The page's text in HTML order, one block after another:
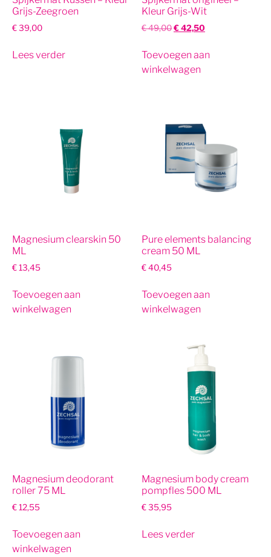
Grijs-Zeegroen
€39,00
Lees verder
Kleur Grijs-Wit
€49,00€42,50
Toevoegen aan
winkelwagen
Magnesium clearskin 50
ML
€13,45
Toevoegen aan
winkelwagen
Pure elements balancing
cream 50 ML
€40,45
Toevoegen aan
winkelwagen
Magnesium deodorant
roller 75 ML
€12,55
Toevoegen aan
winkelwagen
Magnesium body cream
pompfles 500 ML
€35,95
Lees verder